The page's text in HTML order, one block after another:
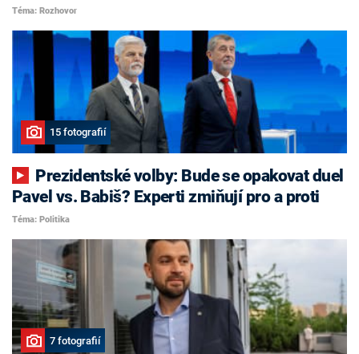
Téma: Rozhovor
15 fotografií
Pavel vs. Babiš? Experti zmiňují pro a proti
Téma: Politika
7 fotografií